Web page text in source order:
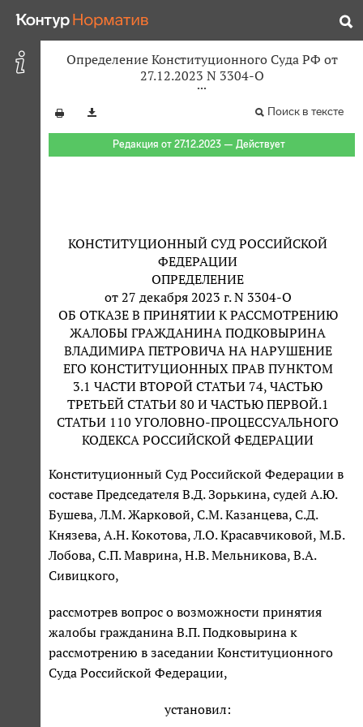
Определение Конституционного Суда РФ от
27.12.2023 N 3304-О
Поиск в тексте
Редакция от 27.12.2023 — Действует
КОНСТИТУЦИОННЫЙ СУД РОССИЙСКОЙ
ФЕДЕРАЦИИ
ОПРЕДЕЛЕНИЕ
от 27 декабря 2023 г. N 3304-О
ОБ ОТКАЗЕ В ПРИНЯТИИ К РАССМОТРЕНИЮ
ЖАЛОБЫ ГРАЖДАНИНА ПОДКОВЫРИНА
ВЛАДИМИРА ПЕТРОВИЧА НА НАРУШЕНИЕ
ЕГО КОНСТИТУЦИОННЫХ ПРАВ ПУНКТОМ
3.1 ЧАСТИ ВТОРОЙ СТАТЬИ 74, ЧАСТЬЮ
ТРЕТЬЕЙ СТАТЬИ 80 И ЧАСТЬЮ ПЕРВОЙ.1
СТАТЬИ 110 УГОЛОВНО-ПРОЦЕССУАЛЬНОГО
КОДЕКСА РОССИЙСКОЙ ФЕДЕРАЦИИ
Конституционный Суд Российской Федерации в
составе Председателя В.Д. Зорькина, судей А.Ю.
Бушева, Л.М. Жарковой, С.М. Казанцева, С.Д.
Князева, А.Н. Кокотова, Л.О. Красавчиковой, М.Б.
Лобова, С.П. Маврина, Н.В. Мельникова, В.А.
Сивицкого,
рассмотрев вопрос о возможности принятия
жалобы гражданина В.П. Подковырина к
рассмотрению в заседании Конституционного
Суда Российской Федерации,
установил: